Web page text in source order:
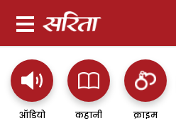
ऑडियो कहानी क्राइम